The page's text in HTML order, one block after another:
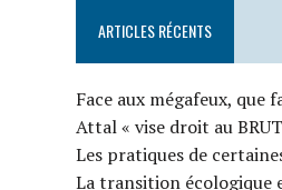
ARTICLES RÉCENTS
Face aux mégafeux, que
Attal « vise droit au
Les pratiques de
La transition écologique